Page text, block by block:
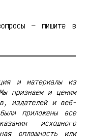
— пишите в
и материалы из
признаем и ценим
издателей и веб-
приложены все
исходного
оплошность или